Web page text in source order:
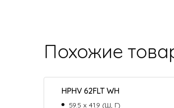
Похожие
HPHV 62FLT WH
59.5 х 41.9 (Ш, Г)